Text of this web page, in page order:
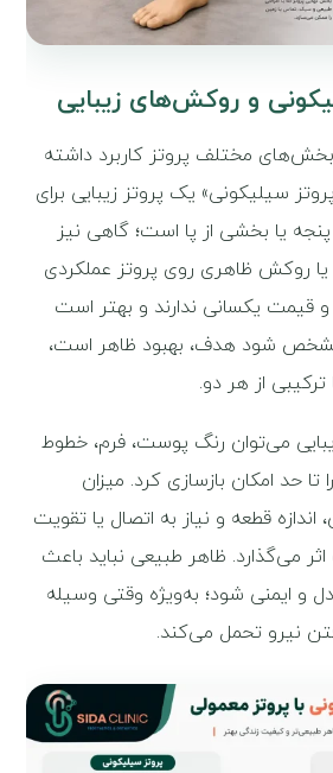
مختلف پروتز کاربرد داشته
سیلیکونی» یک پروتز زیبایی برای
یا بخشی از پا است؛ گاهی نیز
یا روکش ظاهری روی پروتز عملکردی
و قیمت یکسانی ندارند و بهتر است
مشخص شود هدف، بهبود ظاهر است،
از هر دو.
می‌توان رنگ پوست، فرم، خطوط
تا حد امکان بازسازی کرد. میزان
قطعه و نیاز به اتصال یا تقویت
می‌گذارد. ظاهر طبیعی نباید باعث
و ایمنی شود؛ به‌ویژه وقتی وسیله
نیرو تحمل می‌کند.